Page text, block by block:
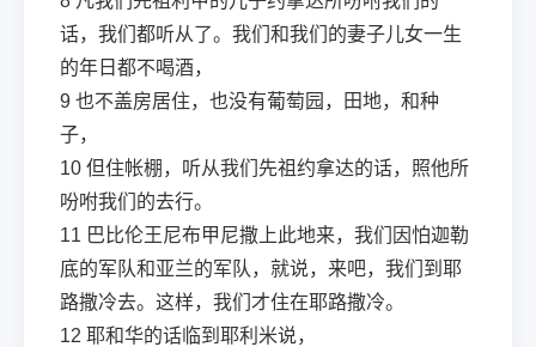
话，我们都听从了。我们和我们的妻子儿女一生
的年日都不喝酒，
9 也不盖房居住，也没有葡萄园，田地，和种
子，
10 但住帐棚，听从我们先祖约拿达的话，照他所
吩咐我们的去行。
11 巴比伦王尼布甲尼撒上此地来，我们因怕迦勒
底的军队和亚兰的军队，就说，来吧，我们到耶
路撒冷去。这样，我们才住在耶路撒冷。
12 耶和华的话临到耶利米说，